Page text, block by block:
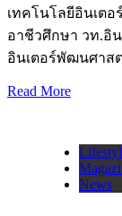
เทคโนโลยีอินเต
อาชีวศึกษา วท.อิ
อินเตอร์พัฒนศาส
Read More
News